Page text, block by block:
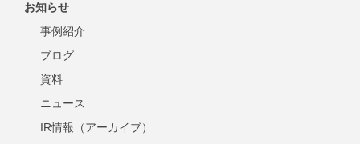
お知らせ
事例紹介
ブログ
資料
ニュース
IR情報（アーカイブ）